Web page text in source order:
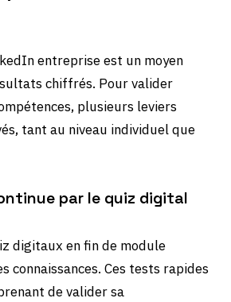
entreprise est un moyen
chiffrés. Pour valider
plusieurs leviers
tant au niveau individuel que
par le quiz digital
digitaux en fin de module
connaissances. Ces tests rapides
de valider sa